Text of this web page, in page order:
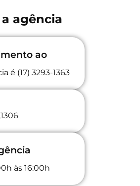
agência
ao
é (17) 3293-1363
às 16:00h